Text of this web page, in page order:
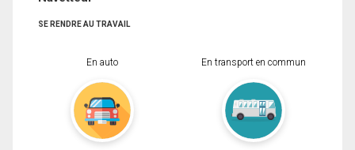
SE RENDRE AU TRAVAIL
En auto En transport en commun